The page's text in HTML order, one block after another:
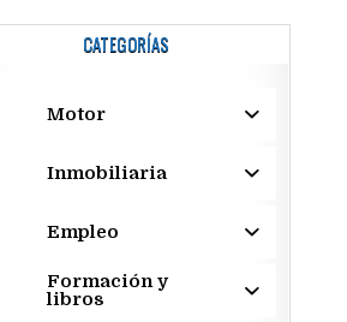
CATEGORÍAS
Motor
Inmobiliaria
Empleo
Formación y
libros